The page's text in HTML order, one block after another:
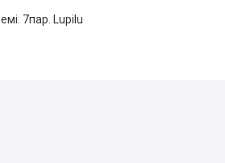
7пар. Lupilu